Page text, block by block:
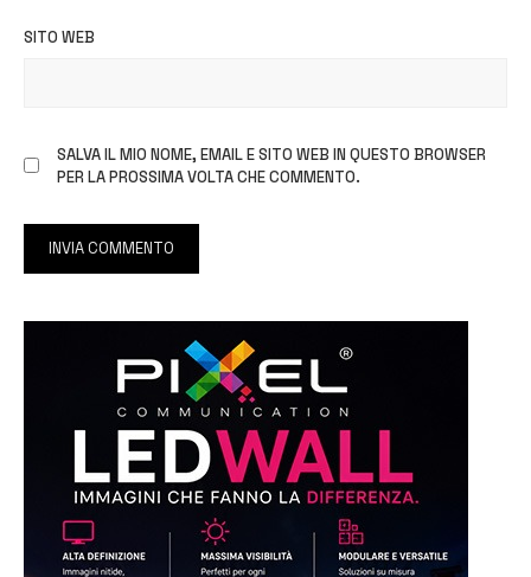
SITO WEB
SALVA IL MIO NOME, EMAIL E SITO WEB IN QUESTO BROWSER
PER LA PROSSIMA VOLTA CHE COMMENTO.